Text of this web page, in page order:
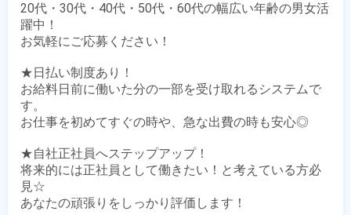
20代・30代・40代・50代・60代の幅広い年齢の男女活
躍中！
お気軽にご応募ください！
★日払い制度あり！
お給料日前に働いた分の一部を受け取れるシステムで
す。
お仕事を初めてすぐの時や、急な出費の時も安心◎
★自社正社員へステップアップ！
将来的には正社員として働きたい！と考えている方必
見☆
あなたの頑張りをしっかり評価します！